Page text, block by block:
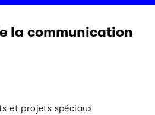
la communication
et projets spéciaux